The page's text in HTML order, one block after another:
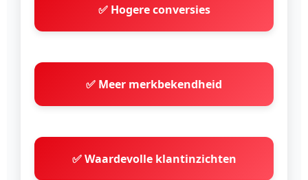
✅ Hogere conversies
✅ Meer merkbekendheid
✅ Waardevolle klantinzichten